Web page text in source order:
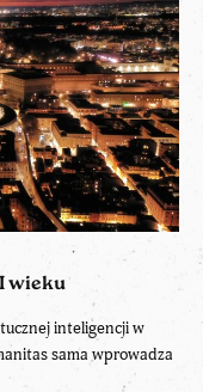
wieku
inteligencji w
sama wprowadza